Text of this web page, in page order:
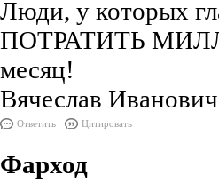
Люди, у которых
ПОТРАТИТЬ
месяц!
Вячеслав
Ответить Цитировать
Фарход